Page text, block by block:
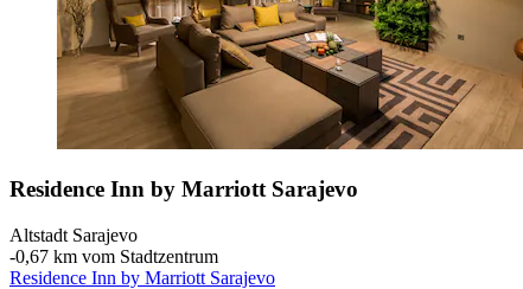
Residence Inn by Marriott Sarajevo
Altstadt Sarajevo
‐0,67 km vom Stadtzentrum
Residence Inn by Marriott Sarajevo